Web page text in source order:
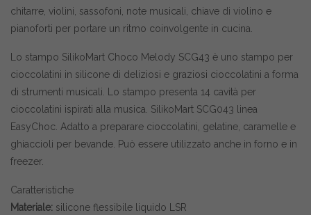
chitarre, violini, sassofoni, note musicali, chiave di violino e
pianoforti per portare un ritmo coinvolgente in cucina.
Lo stampo SilikoMart Choco Melody SCG43 è uno stampo per
cioccolatini in silicone di deliziosi e graziosi cioccolatini a forma
di strumenti musicali. Lo stampo presenta 14 cavità per
cioccolatini ispirati alla musica. SilikoMart SCG043 linea
EasyChoc. Adatto a preparare cioccolatini, gelatine, caramelle e
ghiaccioli per bevande. Può essere utilizzato anche in forno e in
freezer.
Caratteristiche
Materiale: silicone flessibile liquido LSR